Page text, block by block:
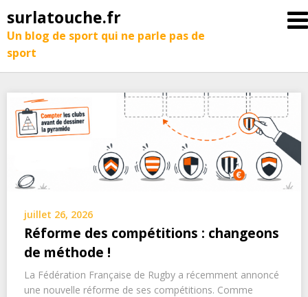
surlatouche.fr
Un blog de sport qui ne parle pas de
sport
juillet 26, 2026
Réforme des compétitions : changeons
de méthode !
La Fédération Française de Rugby a récemment annoncé
une nouvelle réforme de ses compétitions. Comme